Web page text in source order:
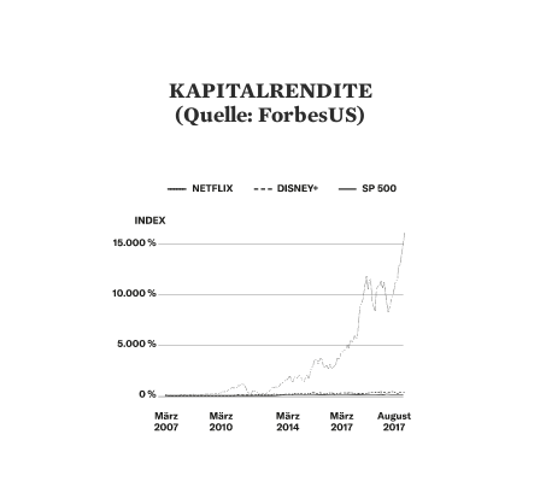
KAPITALRENDITE
(Quelle: ForbesUS)